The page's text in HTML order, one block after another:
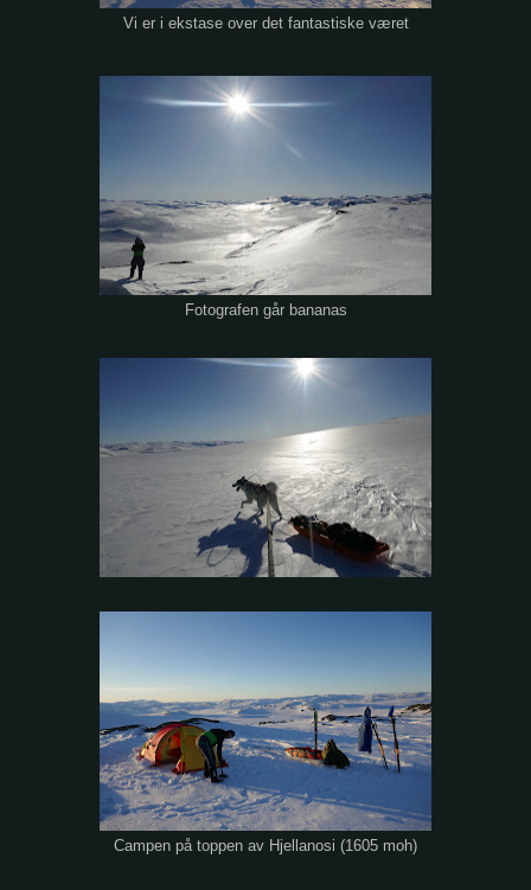
Vi er i ekstase over det fantastiske været
Fotografen går bananas
Campen på toppen av Hjellanosi (1605 moh)